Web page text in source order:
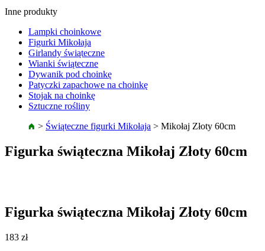
Inne produkty
Lampki choinkowe
Figurki Mikołaja
Girlandy świąteczne
Wianki świąteczne
Dywanik pod choinkę
Patyczki zapachowe na choinkę
Stojak na choinkę
Sztuczne rośliny
> Świąteczne figurki Mikołaja > Mikołaj Złoty 60cm
Figurka świąteczna Mikołaj Złoty 60cm
Figurka świąteczna Mikołaj Złoty 60cm
183 zł